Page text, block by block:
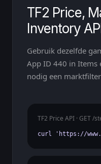
TF2 Price,
Inventory
Gebruik dezelfde
App ID 440 in Items
nodig een
TF2 Price API · GET /
curl 'https://